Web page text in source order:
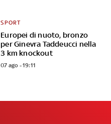
Europei di nuoto, bronzo
per Ginevra Taddeucci nella
3 km knockout
SPORT
07 ago - 19:11